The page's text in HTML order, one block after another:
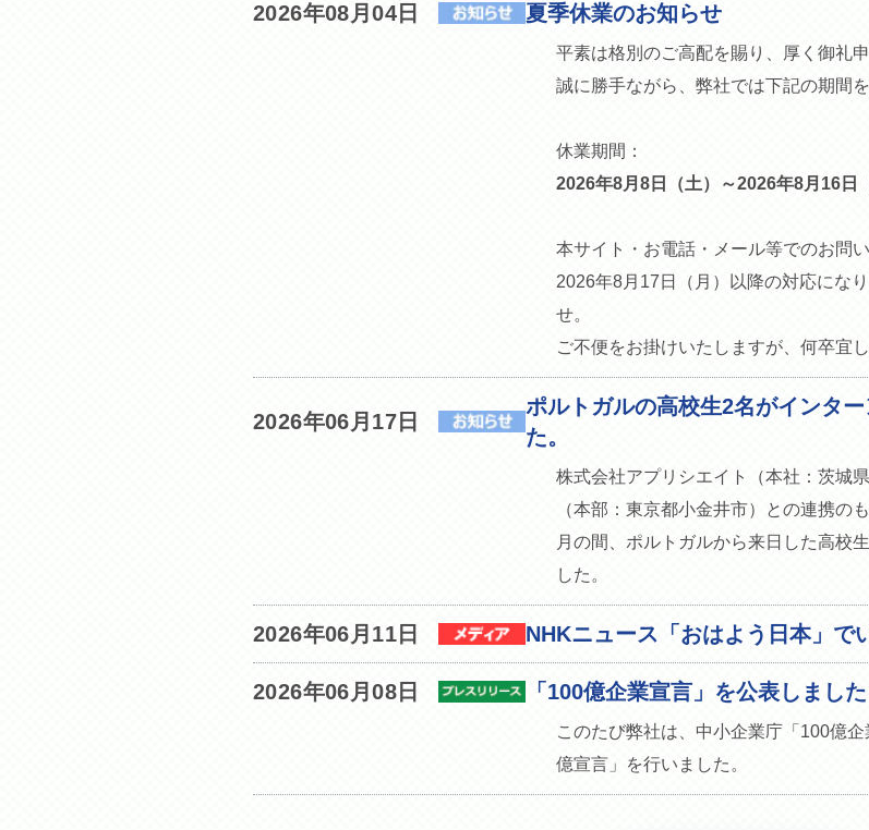
2026年08月04日 夏季休業のお知らせ
平素は格別のご高配を賜り、厚く御礼申
誠に勝手ながら、弊社では下記の期間
休業期間：
2026年8月8日（土）～2026年8月16日
本サイト・お電話・メール等でのお問い
2026年8月17日（月）以降の対応にな
せ。
ご不便をお掛けいたしますが、何卒宜
2026年06月17日
ポルトガルの高校生2名がインタ
た。
株式会社アプリシエイト（本社：茨城
（本部：東京都小金井市）との連携の
月の間、ポルトガルから来日した高校
した。
2026年06月11日 NHKニュース「おはよう日本」で
2026年06月08日 「100億企業宣言」を公表しました
このたび弊社は、中小企業庁「100億
億宣言」を行いました。